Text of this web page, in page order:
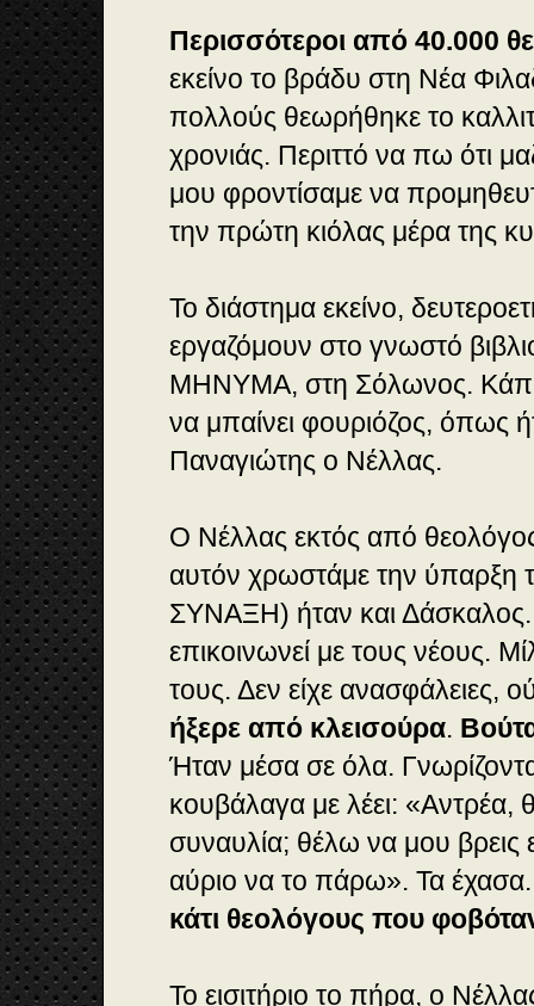
Περισσότεροι από 40.000
εκείνο το βράδυ στη Νέα
πολλούς θεωρήθηκε το
χρονιάς. Περιττό να πω ότι
μου φροντίσαμε να
την πρώτη κιόλας μέρα της
Το διάστημα εκείνο,
εργαζόμουν στο γνωστό
ΜΗΝΥΜΑ, στη Σόλωνος.
να μπαίνει φουριόζος, όπως
Παναγιώτης ο Νέλλας.
Ο Νέλλας εκτός από
αυτόν χρωστάμε την ύπαρξη
ΣΥΝΑΞΗ) ήταν και
επικοινωνεί με τους νέους.
τους. Δεν είχε ανασφάλειες,
ήξερε από κλεισούρα.
Ήταν μέσα σε όλα.
κουβάλαγα με λέει: «Αντρέα,
συναυλία; θέλω να μου βρεις
αύριο να το πάρω». Τα
κάτι θεολόγους που
Το εισιτήριο το πήρα, ο